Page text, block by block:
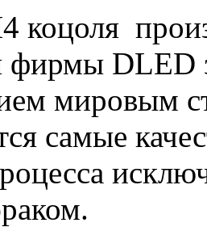
коцоля
DLED
мировым
самые